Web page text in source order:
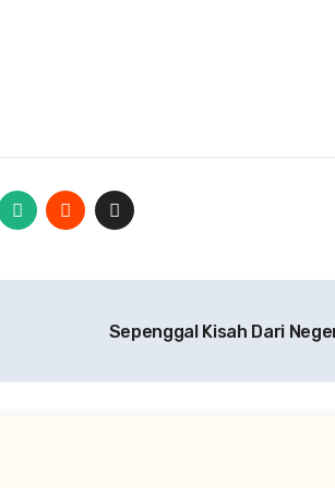
Sepenggal Kisah Dari